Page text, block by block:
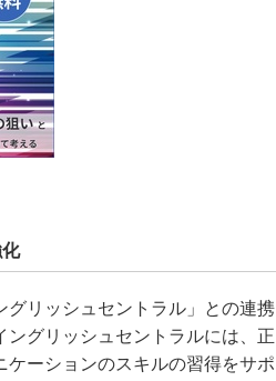
リッシュセントラル」との連携
グリッシュセントラルには、正
ーションのスキルの習得をサポ